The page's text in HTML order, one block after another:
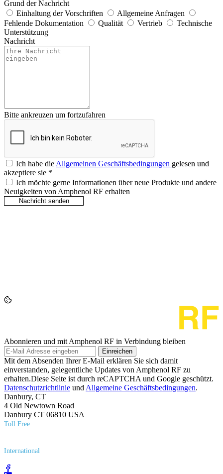
Grund der Nachricht
Einhaltung der Vorschriften
Allgemeine Anfragen
Fehlende Dokumentation
Qualität Vertrieb
Technische
Unterstützung
Nachricht
Bitte ankreuzen um fortzufahren
Ich habe dieAllgemeinen Geschäftsbedingungen gelesen und
akzeptiere sie *
Ich möchte gerne Informationen über neue Produkte und andere
Neuigkeiten von Amphenol RF erhalten
Abonnieren und mit Amphenol RF in Verbindung bleiben
Einreichen
Mit dem Absenden Ihrer E-Mail erklären Sie sich damit
einverstanden, gelegentliche Updates von Amphenol RF zu
erhalten.Diese Seite ist durch reCAPTCHA und Google geschützt.
Datenschutzrichtlinie und Allgemeine Geschäftsbedingungen.
Danbury, CT
4 Old Newtown Road
Danbury CT 06810 USA
Toll Free
International